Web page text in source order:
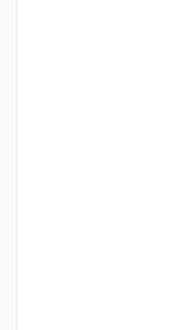
ما عضو شوید